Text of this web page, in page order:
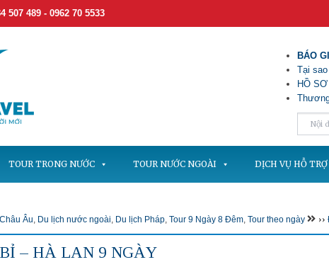
507 489 - 0962 70 5533
BÁO
Tại
HỒ
TOUR TRONG NƯỚC TOUR NƯỚC NGOÀI DỊCH VỤ HỖ TRỢ
Âu, Du lịch nước ngoài, Du lịch Pháp, Tour 9 Ngày 8 Đêm, Tour theo ngày ››
– HÀ LAN 9 NGÀY